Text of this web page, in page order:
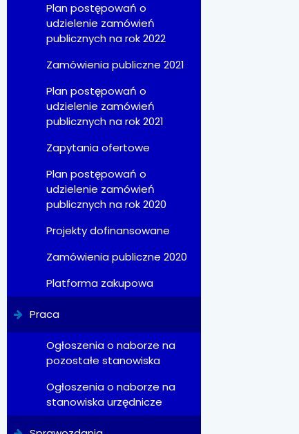
Plan postępowań o
udzielenie zamówień
publicznych na rok 2022
Zamówienia publiczne 2021
Plan postępowań o
udzielenie zamówień
publicznych na rok 2021
Zapytania ofertowe
Plan postępowań o
udzielenie zamówień
publicznych na rok 2020
Projekty dofinansowane
Zamówienia publiczne 2020
Platforma zakupowa
Praca
Ogłoszenia o naborze na
pozostałe stanowiska
Ogłoszenia o naborze na
stanowiska urzędnicze